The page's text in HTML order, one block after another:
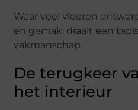
Waar veel vloeren
en gemak, draait een
vakmanschap.
De terugkeer
het interieur